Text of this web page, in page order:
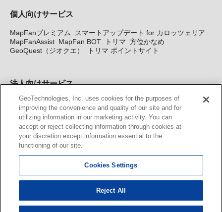
個人向けサービス
MapFanプレミアム
スマートアップデート for カロッツェリア
MapFanAssist MapFan BOT トリマ 方位かなめ
GeoQuest（ジオクエ）
トリマ ポイントサイト
法人向けサービス
法人向け地図・位置情報サービス WEBサイト・システム向け地
図API Windows PC向け地図開発キット MapFan DB 住所確認
サービス
MAP WORLD+ トリマ広告 Geo-Research
カーナビ地図更新サービス
MapFan スマートメンバーズ
KENWOOD MapFan Club
GeoTechnologies, Inc. uses cookies for the purposes of
improving the convenience and quality of our site and for
utilizing information in our marketing activity. You can
accept or reject collecting information through cookies at
your discretion except information essential to the
functioning of our site.
Cookies Settings
Reject All